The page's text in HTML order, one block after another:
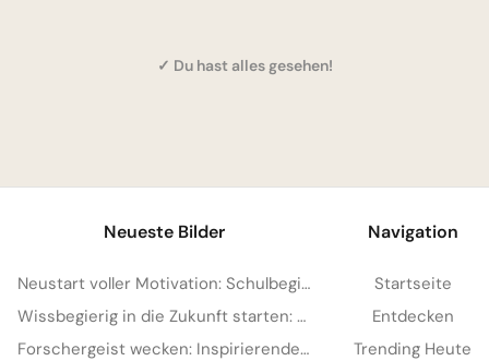
✓ Du hast alles gesehen!
Neueste Bilder
Neustart voller Motivation: Schulbeginn inspirieren und auf TikTok verbreiten!
Wissbegierig in die Zukunft starten: Dein 'Lesen bildet' Bild für Snapchat
Forschergeist wecken: Inspirierende Schulstart-Bilder für Facebook
Navigation
Startseite
Entdecken
Trending Heute